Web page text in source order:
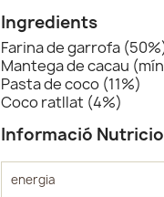
Ingredients
Farina de garrofa
Mantega de cacau
Pasta de coco (11%)
Coco ratllat (4%)
Informació
energia